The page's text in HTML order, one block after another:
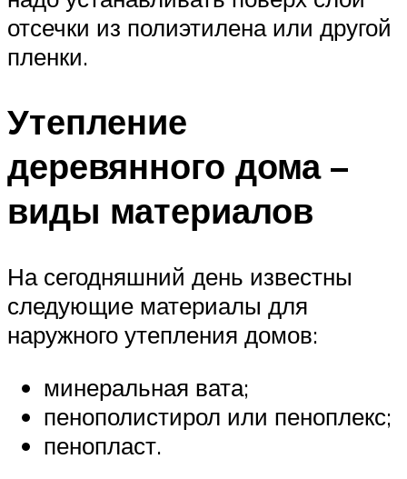
отсечки из полиэтилена или другой
пленки.
Утепление
деревянного дома –
виды материалов
На сегодняшний день известны
следующие материалы для
наружного утепления домов:
минеральная вата;
пенополистирол или пеноплекс;
пенопласт.